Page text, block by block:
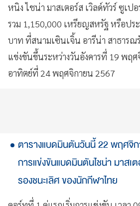
หนิง ไชน่า มาสเตอร์ส เวิลด์ทัวร์ ซูเปอ
รวม 1,150,000 เหรียญสหรัฐ หรือปร
บาท ที่สนามเซินเจิ้น อารีน่า สาธาร
แข่งขันขึ้นระหว่างวันอังคารที่ 19 พฤ
อาทิตย์ที่ 24 พฤศจิกายน 2567
ตารางแบดมินตันวันนี้ 22 พฤศจิ
การแข่งขันแบดมินตันไชน่า มาส
รองชนะเลิศ ของนักกีฬาไทย